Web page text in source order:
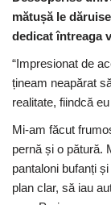
mătușă le
dedicat întreaga
“Impresionat de
țineam neapărat
realitate, fiindcă
Mi-am făcut
pernă și o pătură.
pantaloni bufanți
plan clar, să iau